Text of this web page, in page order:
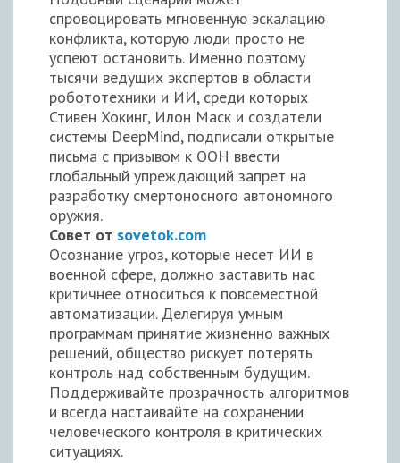
спровоцировать мгновенную эскалацию
конфликта, которую люди просто не
успеют остановить. Именно поэтому
тысячи ведущих экспертов в области
робототехники и ИИ, среди которых
Стивен Хокинг, Илон Маск и создатели
системы DeepMind, подписали открытые
письма с призывом к ООН ввести
глобальный упреждающий запрет на
разработку смертоносного автономного
оружия.
Совет от sovetok.com
Осознание угроз, которые несет ИИ в
военной сфере, должно заставить нас
критичнее относиться к повсеместной
автоматизации. Делегируя умным
программам принятие жизненно важных
решений, общество рискует потерять
контроль над собственным будущим.
Поддерживайте прозрачность алгоритмов
и всегда настаивайте на сохранении
человеческого контроля в критических
ситуациях.